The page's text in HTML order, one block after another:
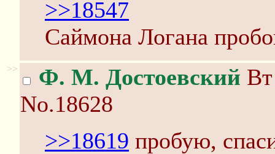
>>18547
Саймона Логана
>> Ф. М. Достоевский
No.18628
>>18619 пробую,